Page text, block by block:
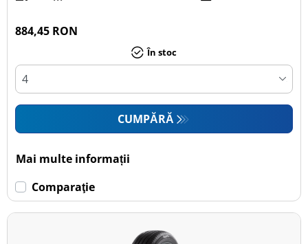
884,45 RON
În stoc
CUMPĂRĂ
Mai multe informații
Comparaţie